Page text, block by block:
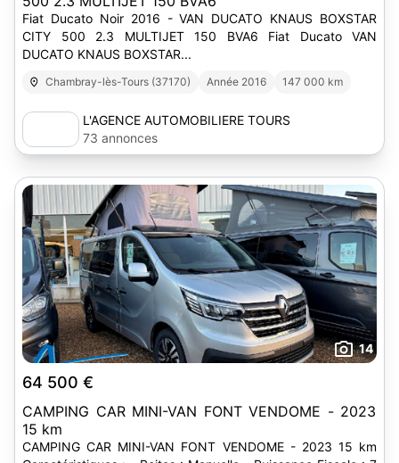
Fiat Ducato Noir 2016 - VAN DUCATO KNAUS BOXSTAR
CITY 500 2.3 MULTIJET 150 BVA6 Fiat Ducato VAN
DUCATO KNAUS BOXSTAR...
Chambray-lès-Tours (37170) Année 2016 147 000 km
L'AGENCE AUTOMOBILIERE TOURS
73 annonces
14
64 500 €
CAMPING CAR MINI-VAN FONT VENDOME - 2023
15 km
CAMPING CAR MINI-VAN FONT VENDOME - 2023 15 km